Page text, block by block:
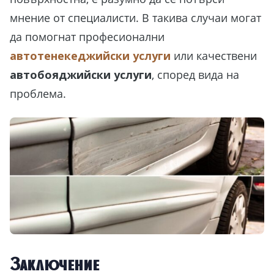
мнение от специалисти. В такива случаи могат
да помогнат професионални
автотенекеджийски услуги или качествени
автобояджийски услуги, според вида на
проблема.
Заключение